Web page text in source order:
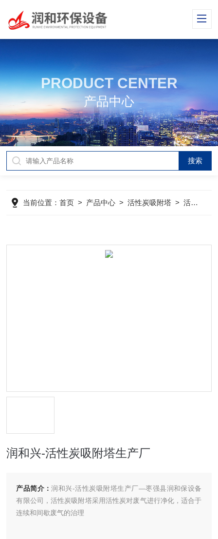
PRODUCT CENTER
产品中心
当前位置：首页 > 产品中心 >活性炭吸附塔 >活性炭吸附塔
润和兴-活性炭吸附塔生产厂
产品简介：润和兴-活性炭吸附塔生产厂—枣强县润和保设备
有限公司，活性炭吸附塔采用活性炭对废气进行净化，适合于
连续和间歇废气的治理